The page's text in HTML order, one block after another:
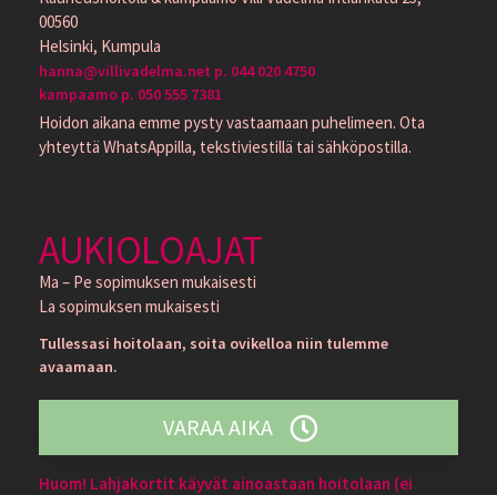
00560
Helsinki, Kumpula
hanna@villivadelma.net p. 044 020 4750
kampaamo p. 050 555 7381
Hoidon aikana emme pysty vastaamaan puhelimeen. Ota
yhteyttä WhatsAppilla, tekstiviestillä tai sähköpostilla.
AUKIOLOAJAT
Ma – Pe sopimuksen mukaisesti
La sopimuksen mukaisesti
Tullessasi hoitolaan, soita ovikelloa niin tulemme
avaamaan.
VARAA AIKA
Huom! Lahjakortit käyvät ainoastaan hoitolaan (ei